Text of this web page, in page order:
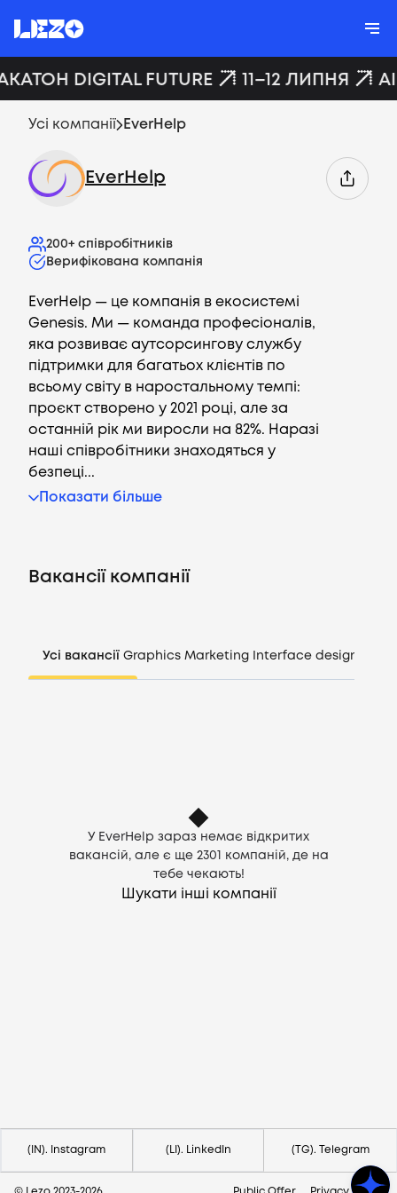
CV генератор
DIGITAL FUTURE 11–12 ЛИПНЯ
Усі компанії EverHelp
EverHelp
200+ співробітників
Верифікована компанія
EverHelp — це компанія в екосистемі
Genesis. Ми — команда професіоналів,
яка розвиває аутсорсингову службу
підтримки для багатьох клієнтів по
всьому світу в наростальному темпі:
проєкт створено у 2021 році, але за
останній рік ми виросли на 82%. Наразі
наші співробітники знаходяться у
безпеці...
Показати більше
Вакансії компанії
Усі вакансії Graphics Marketing Interface design
У EverHelp зараз немає відкритих
вакансій, але є ще 2301
компаній, де на
тебе чекають!
Шукати інші компанії
(IN). Instagram (LI). LinkedIn (TG). Telegram